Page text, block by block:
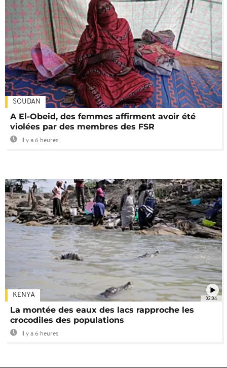
SOUDAN
A El-Obeid, des femmes affirment avoir été
violées par des membres des FSR
Il y a 6 heures
02:04
KENYA
La montée des eaux des lacs rapproche les
crocodiles des populations
Il y a 6 heures